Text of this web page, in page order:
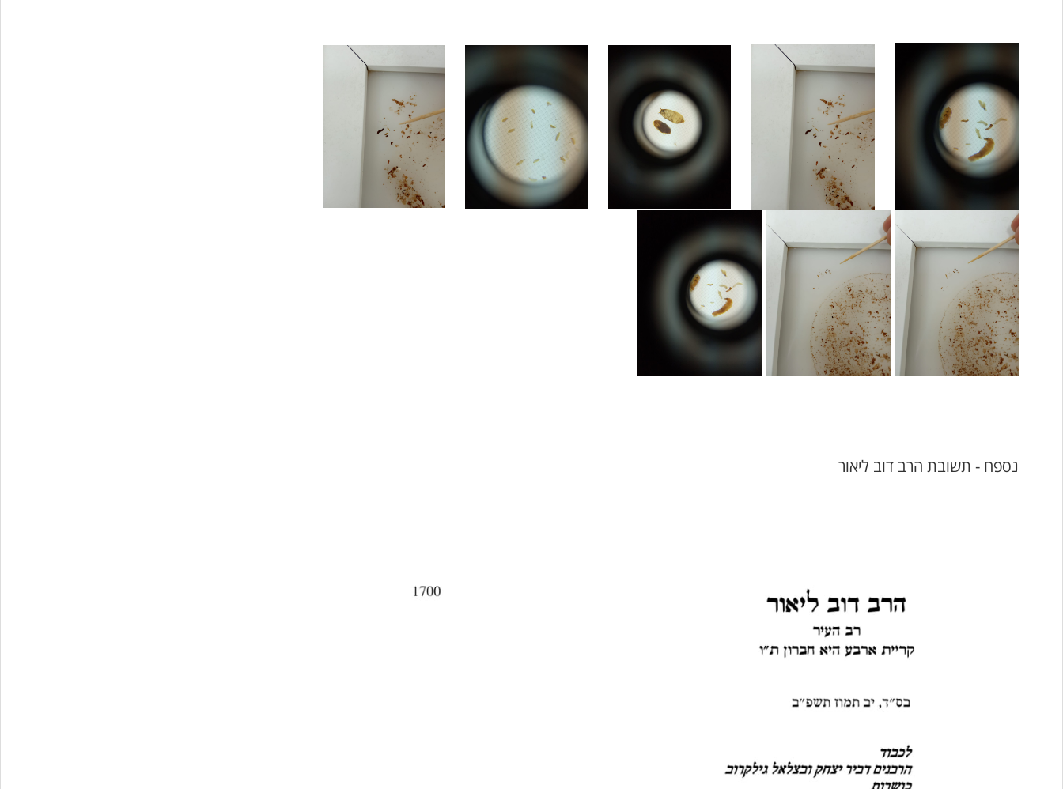
נספח - תשובת הרב דוב ליאור